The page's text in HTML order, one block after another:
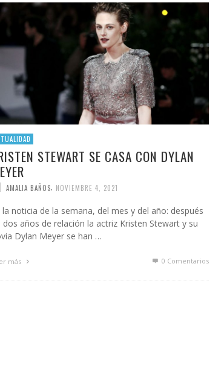
STEWART SE CASA CON DYLAN
AMALIA BAÑOS NOVIEMBRE 4, 2021
la noticia de la semana, del mes y del año: después
dos años de relación la actriz Kristen Stewart y su
Dylan Meyer se han …
más 0 Comentarios